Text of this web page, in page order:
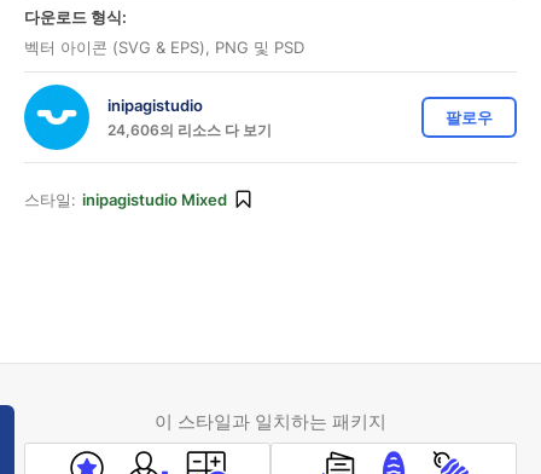
다운로드 형식:
벡터 아이콘 (SVG & EPS), PNG 및 PSD
inipagistudio
24,606의 리소스 다 보기
팔로우
스타일: inipagistudio Mixed
이 스타일과 일치하는 패키지